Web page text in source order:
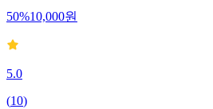
50%10,000원
5.0
(10)